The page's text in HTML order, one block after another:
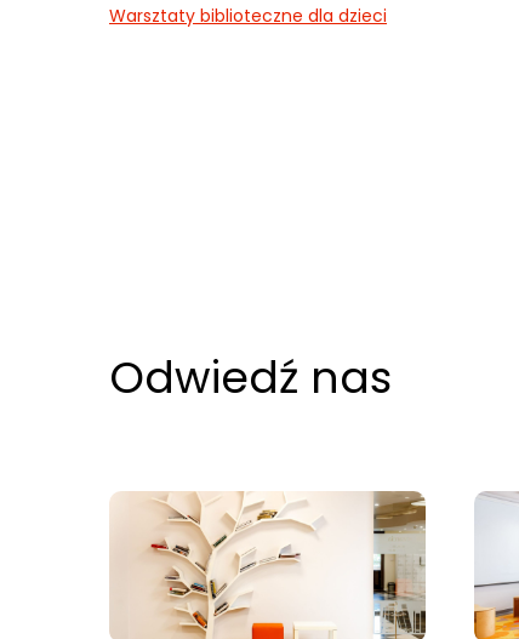
Warsztaty biblioteczne dla dzieci
Odwiedź nas
internetowa
działała jak
twojego
przejścia na nią.
Jeśli odrzucisz
te pliki cookie,
niektóre funkcje